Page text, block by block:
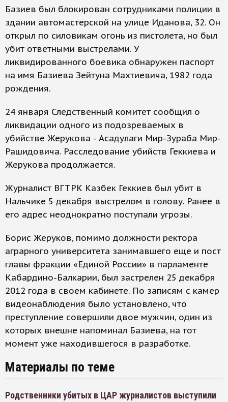
Базиев был блокирован сотрудниками полиции в
здании автомастерской на улице Иданова, 32. Он
открыл по силовикам огонь из пистолета, но был
убит ответными выстрелами. У
ликвидированного боевика обнаружен паспорт
на имя Базиева Зейтуна Махтиевича, 1982 года
рождения.
24 января Следственный комитет сообщил о
ликвидации одного из подозреваемых в
убийстве Жерукова - Асадулаги Мир-Зураба Мир-
Рашидовича. Расследование убийств Геккиева и
Жерукова продолжается.
Журналист ВГТРК Казбек Геккиев был убит в
Нальчике 5 декабря выстрелом в голову. Ранее в
его адрес неоднократно поступали угрозы.
Борис Жеруков, помимо должности ректора
аграрного университета занимавшего еще и пост
главы фракции «Единой России» в парламенте
Кабардино-Балкарии, был застрелен 25 декабря
2012 года в своем кабинете. По записям с камер
видеонаблюдения было установлено, что
преступление совершили двое мужчин, один из
которых внешне напоминал Базиева, на тот
момент уже находившегося в разработке.
Материалы по теме
Родственники убитых в ЦАР журналистов выступили